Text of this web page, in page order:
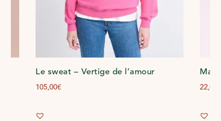
Le sweat – Vertige de l’amour
105,00€ 22,00